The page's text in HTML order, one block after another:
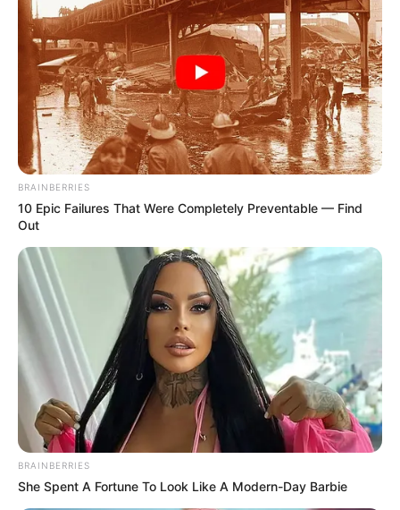
judulSunny.
Film lainnya adalahLast Letter,Not Quite Dead Yet(2020) danA
Morning of Farewell(2021). Sementara untuk serial drama, ia
bermain di serialLiving(2020) danNemesis(2021).
Baca juga:Biodata, Profil, dan Fakta Zhao Lusi
BRAINBERRIES
10 Epic Failures That Were Completely Preventable — Find
Out
BRAINBERRIES
She Spent A Fortune To Look Like A Modern-Day Barbie